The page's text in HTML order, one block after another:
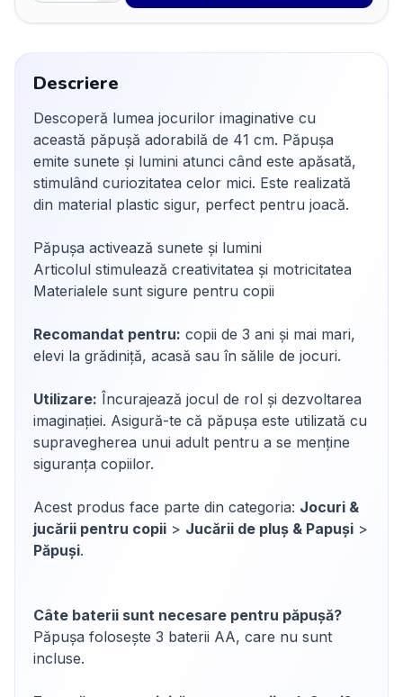
Descriere
Descoperă lumea jocurilor imaginative cu
această păpușă adorabilă de 41 cm. Păpușa
emite sunete și lumini atunci când este apăsată,
stimulând curiozitatea celor mici. Este realizată
din material plastic sigur, perfect pentru joacă.
Păpușa activează sunete și lumini
Articolul stimulează creativitatea și motricitatea
Materialele sunt sigure pentru copii
Recomandat pentru: copii de 3 ani și mai mari,
elevi la grădiniță, acasă sau în sălile de jocuri.
Utilizare: Încurajează jocul de rol și dezvoltarea
imaginației. Asigură-te că păpușa este utilizată cu
supravegherea unui adult pentru a se menține
siguranța copiilor.
Acest produs face parte din categoria: Jocuri &
jucării pentru copii > Jucării de pluș & Papuși >
Păpuși.
Câte baterii sunt necesare pentru păpușă?
Păpușa folosește 3 baterii AA, care nu sunt
incluse.